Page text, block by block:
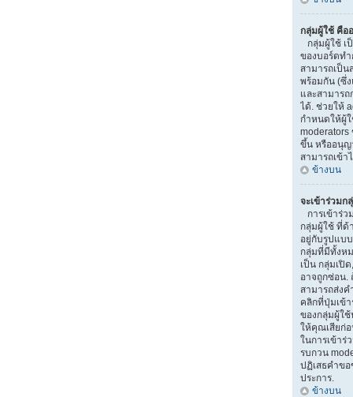
กลุ่มผู้ใช้ คือ
กลุ่มผู้ใช้ เ
ของบอร์ดท
สามารถเป็
พร้อมกัน (ซึ่
และสามาร
ได้. ช่วยให้
กำหนดให้ผู้
moderators
ขึ้น หรืออนุญ
สามารถเข้า
ข้างบน
จะเข้าร่วมก
การเข้าร่ว
กลุ่มผู้ใช้ ที่ด้
อยู่กับรูปแบ
กลุ่มที่มีทั้งห
เป็น กลุ่มเปิ
อาจถูกซ่อน.
สามารถส่งค
คลิกที่ปุ่มเข้
ของกลุ่มผู้ใ
ให้คุณเสียก่อ
ในการเข้าร่
รบกวน
ปฏิเสธคำข
ประการ.
ข้างบน